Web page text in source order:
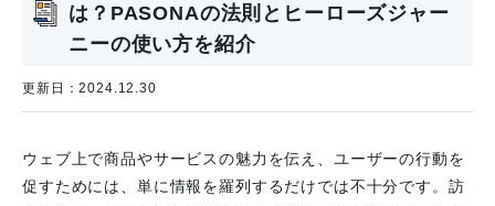
は？PASONAの法則とヒーローズジャー
ニーの使い方を紹介
更新日：2024.12.30
ウェブ上で商品やサービスの魅力を伝え、ユーザーの行動を
促すためには、単に情報を羅列するだけでは不十分です。訪